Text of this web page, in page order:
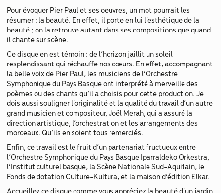
Pour évoquer Pier Paul et ses oeuvres, un mot pourrait les
résumer : la beauté. En effet, il porte en lui l’esthétique de la
beauté ; on la retrouve autant dans ses compositions que quand
il chante sur scène.
Ce disque en est témoin : de l’horizon jaillit un soleil
resplendissant qui réchauffe nos cœurs. En effet, accompagnant
la belle voix de Pier Paul, les musiciens de l’Orchestre
Symphonique du Pays Basque ont interprété à merveille des
poèmes ou des chants qu’il a choisis pour cette production. Je
dois aussi souligner l’originalité et la qualité du travail d’un autre
grand musicien et compositeur, Joël Merah, qui a assuré la
direction artistique, l’orchestration et les arrangements des
morceaux. Qu’ils en soient tous remerciés.
Enfin, ce travail est le fruit d’un partenariat fructueux entre
l’Orchestre Symphonique du Pays Basque Iparraldeko Orkestra,
l’Institut culturel basque, la Scène Nationale Sud-Aquitain, le
Fonds de dotation Culture-Kultura, et la maison d’édition Elkar.